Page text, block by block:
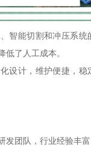
智能切割和冲压系统
低了人工成本。
设计，维护便捷，稳
发团队，行业经验丰富